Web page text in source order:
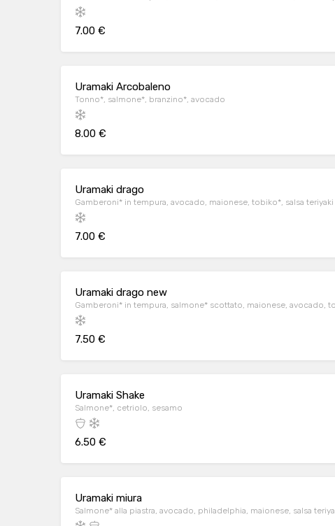
7.00 €
Uramaki Arcobaleno
Tonno*, salmone*, branzino*, avocado
8.00 €
Uramaki drago
Gamberoni* in tempura, avocado, maionese, tobiko*, salsa teriyaki
7.00 €
Uramaki drago new
Gamberoni* in tempura, salmone* scottato, maionese, avocado,
7.50 €
Uramaki Shake
Salmone*, cetriolo, sesamo
6.50 €
Uramaki miura
Salmone* alla piastra, avocado, philadelphia, maionese, salsa